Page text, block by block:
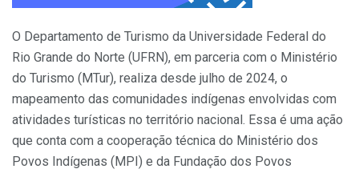
O Departamento de Turismo da Universidade Federal do
Rio Grande do Norte (UFRN), em parceria com o Ministério
do Turismo (MTur), realiza desde julho de 2024, o
mapeamento das comunidades indígenas envolvidas com
atividades turísticas no território nacional. Essa é uma ação
que conta com a cooperação técnica do Ministério dos
Povos Indígenas (MPI) e da Fundação dos Povos